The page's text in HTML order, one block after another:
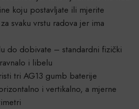
koju postavljate ili mjerite
svaku vrstu radova jer ima
do dobivate – standardni fizički
i libelu
tri AG13 gumb baterije
i vertikalno, a mjerne